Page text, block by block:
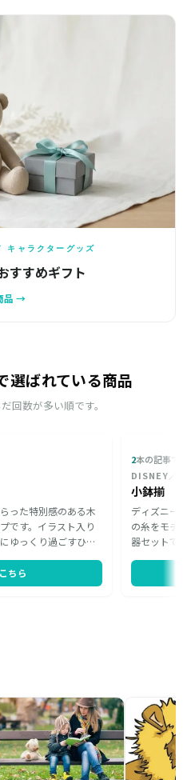
ャラクターグッズ
すすめギフト
品 →
選ばれている商品
回数が多い順です。
った特別感のある木
です。イラスト入り
ゆっくり過ごすひと
クリスマスのちょっ
す。
ちら
2本の記事で選
DISNEY／デ
小鉢揃
ディズニーの
の糸をモチー
器セットです
の贈り物とし